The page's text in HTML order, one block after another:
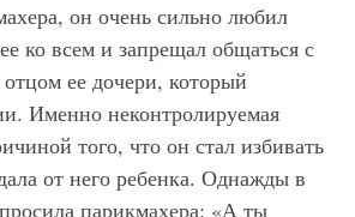
он очень сильно любил
ко всем и запрещал общаться с
ее дочери, который
Именно неконтролируемая
того, что он стал избивать
от него ребенка. Однажды в
парикмахера: «А ты